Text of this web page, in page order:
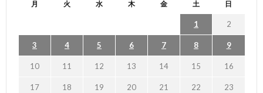
月 火 水 木 金 土 日
1 2
3 4 5 6 7 8 9
10 11 12 13 14 15 16
17 18 19 20 21 22 23